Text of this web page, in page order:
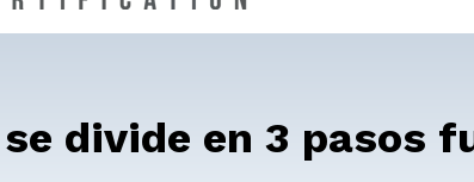
divide en 3 pasos